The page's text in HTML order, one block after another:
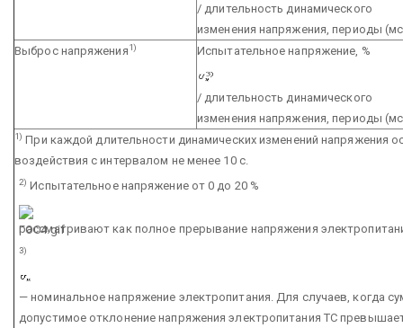
/ длительность динамического
изменения напряжения, периоды
Выброс напряжения1) Испытательное напряжение, %
/ длительность динамического
изменения напряжения, периоды
1) При каждой длительности динамических изменений напряжения
воздействия с интервалом не менее 10 с.
2) Испытательное напряжение от 0 до 20 %
рассматривают как полное прерывание напряжения
3)
— номинальное напряжение электропитания. Для случаев, когда
допустимое отклонение напряжения электропитания ТС